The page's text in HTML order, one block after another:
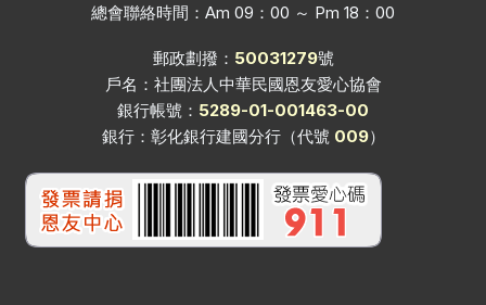
總會聯絡時間：Am 09：00 ～ Pm 18：00
郵政劃撥： 50031279號
戶名：社團法人中華民國恩友愛心協會
銀行帳號： 5289-01-001463-00
銀行：彰化銀行建國分行（代號 009）